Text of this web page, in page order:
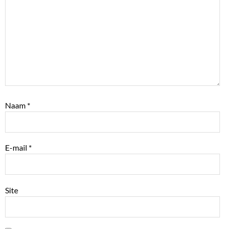
Naam *
E-mail *
Site